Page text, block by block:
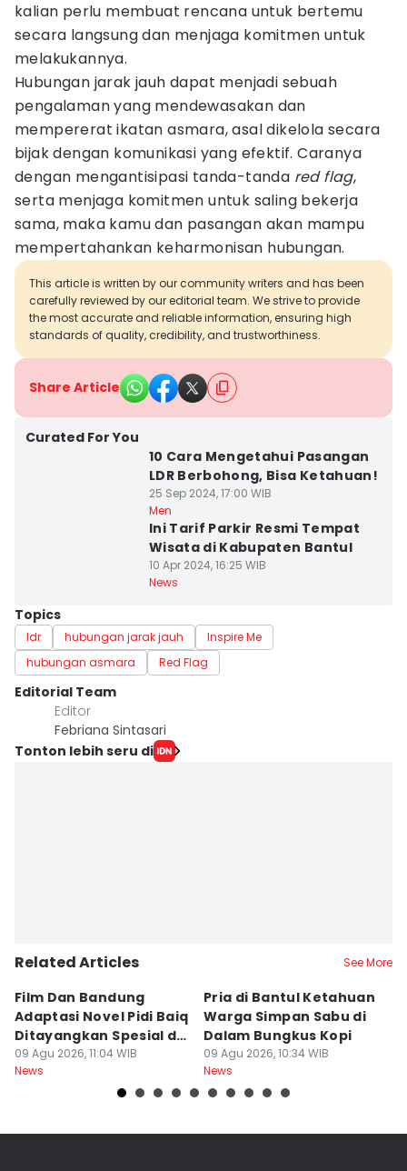
kalian perlu membuat rencana untuk bertemu
secara langsung dan menjaga komitmen untuk
melakukannya.
Hubungan jarak jauh dapat menjadi sebuah
pengalaman yang mendewasakan dan
mempererat ikatan asmara, asal dikelola secara
bijak dengan komunikasi yang efektif. Caranya
dengan mengantisipasi tanda-tanda red flag,
serta menjaga komitmen untuk saling bekerja
sama, maka kamu dan pasangan akan mampu
mempertahankan keharmonisan hubungan.
This article is written by our community writers and has been
carefully reviewed by our editorial team. We strive to provide
the most accurate and reliable information, ensuring high
standards of quality, credibility, and trustworthiness.
Share Article
Curated For You
10 Cara Mengetahui Pasangan
LDR Berbohong, Bisa Ketahuan!
25 Sep 2024, 17:00 WIB
Men
Ini Tarif Parkir Resmi Tempat
Wisata di Kabupaten Bantul
10 Apr 2024, 16:25 WIB
News
Topics
ldr hubungan jarak jauh
Inspire Me
hubungan asmara
Red Flag
Editorial Team
Editor
Febriana Sintasari
Tonton lebih seru di
Related Articles See More
Film Dan Bandung
Adaptasi Novel Pidi Baiq
Ditayangkan Spesial di
Jogja
09 Agu 2026, 11:04 WIB
News
Pria di Bantul Ketahuan
Warga Simpan Sabu di
Dalam Bungkus Kopi
09 Agu 2026, 10:34 WIB
News